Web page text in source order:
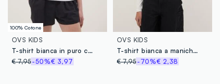
100% Cotone
OVS KIDS
T-shirt bianca in puro cotone con fiore blu per ragazza regular fit
€ 7,95-50%€ 3,97
OVS KIDS
T-shirt bianca a maniche lunghe da ragazza in misto cotone slim fit
€ 7,95-70%€ 2,38